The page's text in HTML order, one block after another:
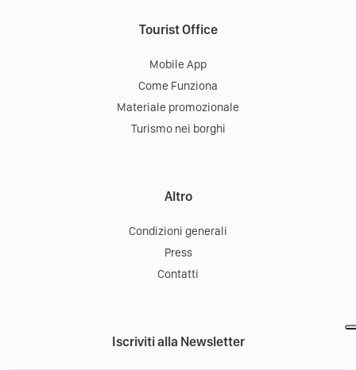
Tourist Office
Mobile App
Come Funziona
Materiale promozionale
Turismo nei borghi
Altro
Condizioni generali
Press
Contatti
Iscriviti alla Newsletter